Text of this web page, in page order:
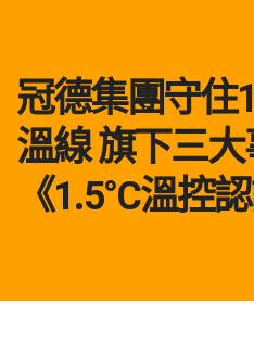
冠德集團守住
溫線 旗下三
《1.5°C溫控